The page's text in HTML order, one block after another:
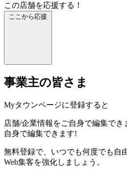
この店舗を応援する！
ここから応援
事業主の皆さま
Myタウンページに登録すると
店舗/企業情報をご自身で編集でき
自身で編集できます!
無料登録で、いつでも何度でも自
Web集客を強化しましょう。